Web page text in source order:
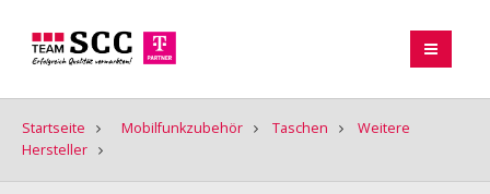
Startseite Mobilfunkzubehör Taschen
Weitere
Hersteller